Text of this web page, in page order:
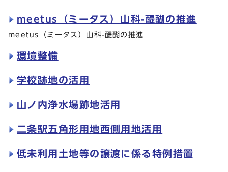
meetus（ミータス）山科-醍醐の推進
meetus（ミータス）山科-醍醐の推進
環境整備
学校跡地の活用
山ノ内浄水場跡地活用
二条駅五角形用地西側用地活用
低未利用土地等の譲渡に係る特例措置